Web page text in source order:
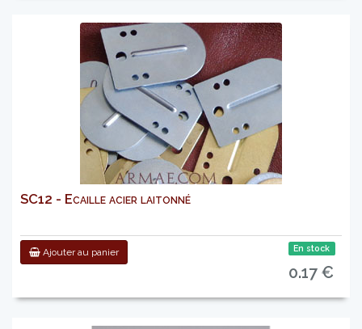
SC12 - Ecaille acier laitonné
Ajouter au panier En stock
0.17 €